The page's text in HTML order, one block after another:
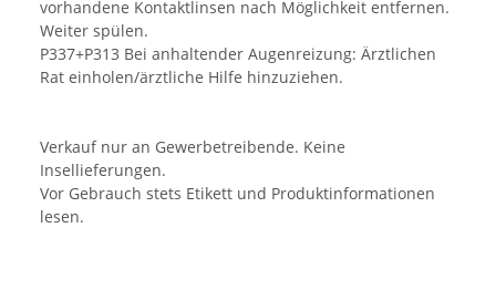
vorhandene Kontaktlinsen nach Möglichkeit entfernen.
Weiter spülen.
P337+P313 Bei anhaltender Augenreizung: Ärztlichen
Rat einholen/ärztliche Hilfe hinzuziehen.
Verkauf nur an Gewerbetreibende. Keine
Insellieferungen.
Vor Gebrauch stets Etikett und Produktinformationen
lesen.